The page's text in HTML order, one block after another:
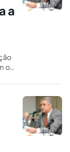
a
o